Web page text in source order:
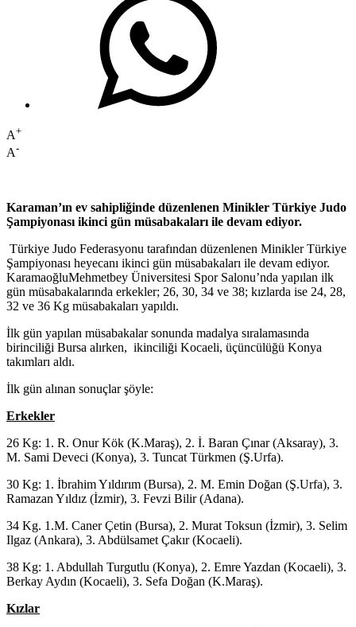
A+
A-
Karaman’ın ev sahipliğinde düzenlenen Minikler Türkiye Judo
Şampiyonası ikinci gün müsabakaları ile devam ediyor.
Türkiye Judo Federasyonu tarafından düzenlenen Minikler Türkiye
Şampiyonası heyecanı ikinci gün müsabakaları ile devam ediyor.
KaramaoğluMehmetbey Üniversitesi Spor Salonu’nda yapılan ilk
gün müsabakalarında erkekler; 26, 30, 34 ve 38; kızlarda ise 24, 28,
32 ve 36 Kg müsabakaları yapıldı.
İlk gün yapılan müsabakalar sonunda madalya sıralamasında
birinciliği Bursa alırken, ikinciliği Kocaeli, üçüncülüğü Konya
takımları aldı.
İlk gün alınan sonuçlar şöyle:
Erkekler
26 Kg: 1. R. Onur Kök (K.Maraş), 2. İ. Baran Çınar (Aksaray), 3.
M. Sami Deveci (Konya), 3. Tuncat Türkmen (Ş.Urfa).
30 Kg: 1. İbrahim Yıldırım (Bursa), 2. M. Emin Doğan (Ş.Urfa), 3.
Ramazan Yıldız (İzmir), 3. Fevzi Bilir (Adana).
34 Kg. 1.M. Caner Çetin (Bursa), 2. Murat Toksun (İzmir), 3. Selim
Ilgaz (Ankara), 3. Abdülsamet Çakır (Kocaeli).
38 Kg: 1. Abdullah Turgutlu (Konya), 2. Emre Yazdan (Kocaeli), 3.
Berkay Aydın (Kocaeli), 3. Sefa Doğan (K.Maraş).
Kızlar